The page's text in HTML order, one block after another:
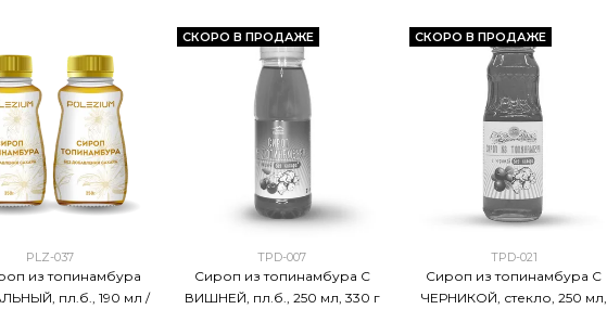
PLZ-037
из топинамбура
пл.б., 190 мл /
СКОРО В ПРОДАЖЕ
TPD-007
Сироп из топинамбура С
ВИШНЕЙ, пл.б., 250 мл, 330 г
СКОРО В ПРОДАЖЕ
TPD-021
Сироп из топинамбура С
ЧЕРНИКОЙ, стекло, 250 мл,